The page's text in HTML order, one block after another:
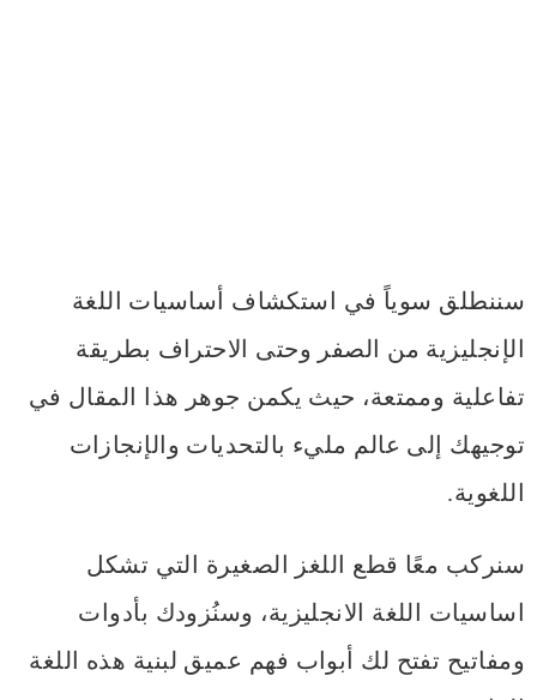
سننطلق سوياً في استكشاف أساسيات اللغة
الإنجليزية من الصفر وحتى الاحتراف بطريقة
تفاعلية وممتعة، حيث يكمن جوهر هذا المقال في
توجيهك إلى عالم مليء بالتحديات والإنجازات
اللغوية.
سنركب معًا قطع اللغز الصغيرة التي تشكل
اساسيات اللغة الانجليزية، وسنُزودك بأدوات
ومفاتيح تفتح لك أبواب فهم عميق لبنية هذه اللغة